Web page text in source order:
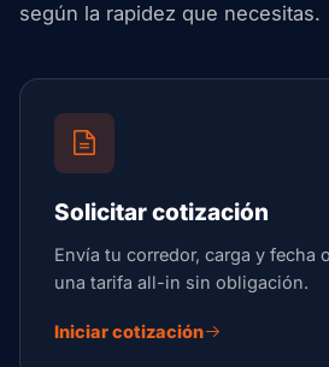
según la rapidez que necesitas.
Solicitar cotización
Envía tu corredor, carga y fecha
una tarifa all-in sin obligación.
Iniciar cotización